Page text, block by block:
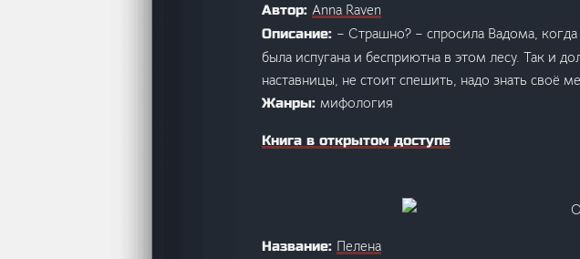
Автор: Anna Raven
Описание: – Страшно? – спросила Вадома,
была испугана и бесприютна в этом лесу. Так и
наставницы, не стоит спешить, надо знать своё
Жанры: мифология
Книга в открытом доступе
Название: Пелена